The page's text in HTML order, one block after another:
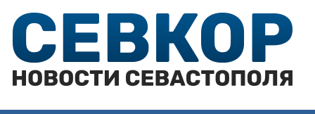
content
Севастополя